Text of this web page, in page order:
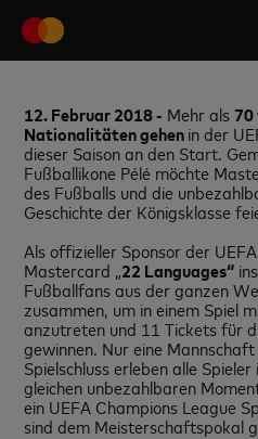
12. Februar 2018 - Mehr als 70
Nationalitäten gehenin der
dieser Saison an den Start.
Fußballikone Pélé möchte
des Fußballs und die
Geschichte der Königsklasse
Als offizieller Sponsor der
Mastercard „22 Languages“
Fußballfans aus der ganzen
zusammen, um in einem Spiel
anzutreten und 11 Tickets für
gewinnen. Nur eine
Spielschluss erleben alle
gleichen unbezahlbaren
ein UEFA Champions League
sind dem Meisterschaftspokal